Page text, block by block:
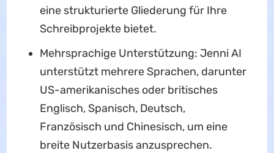
eine strukturierte Gliederung für Ihre
Schreibprojekte bietet.
Mehrsprachige Unterstützung: Jenni AI
unterstützt mehrere Sprachen, darunter
US-amerikanisches oder britisches
Englisch, Spanisch, Deutsch,
Französisch und Chinesisch, um eine
breite Nutzerbasis anzusprechen.